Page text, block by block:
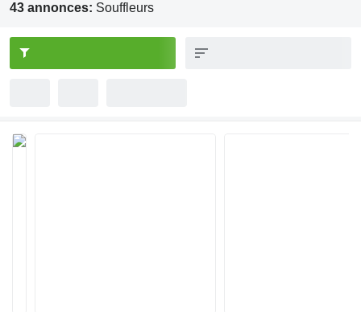
43 annonces: Souffleurs